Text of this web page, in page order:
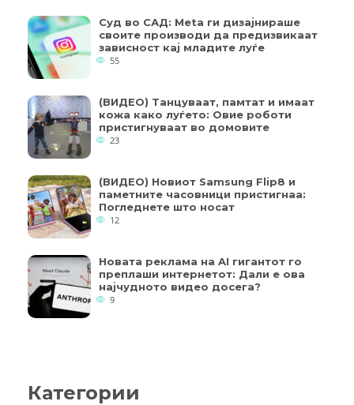
Суд во САД: Meta ги дизајнираше
своите производи да предизвикаат
зависност кај младите луѓе
55
(ВИДЕО) Танцуваат, памтат и имаат
кожа како луѓето: Овие роботи
пристигнуваат во домовите
23
(ВИДЕО) Новиот Samsung Flip8 и
паметните часовници пристигнаа:
Погледнете што носат
12
Новата реклама на AI гигантот го
преплаши интернетот: Дали е ова
најчудното видео досега?
9
Категории